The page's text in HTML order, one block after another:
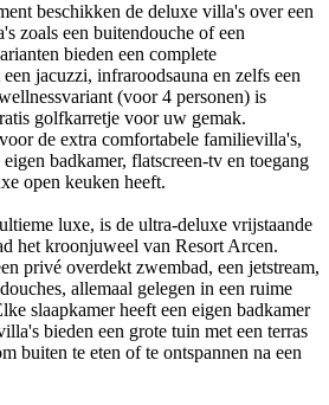
beschikken de deluxe villa's over een
zoals een buitendouche of een
bieden een complete
jacuzzi, infraroodsauna en zelfs een
(voor 4 personen) is
golfkarretje voor uw gemak.
de extra comfortabele familievilla's,
badkamer, flatscreen-tv en toegang
open keuken heeft.
luxe, is de ultra-deluxe vrijstaande
het kroonjuweel van Resort Arcen.
privé overdekt zwembad, een jetstream,
allemaal gelegen in een ruime
slaapkamer heeft een eigen badkamer
bieden een grote tuin met een terras
buiten te eten of te ontspannen na een